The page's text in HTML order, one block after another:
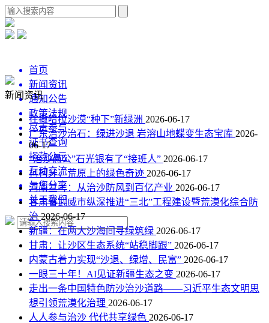
首页
新闻资讯
通知公告
政策法规
尽责参与
证书查询
捐款公示
互动交流
与您分享
关于我们
新闻资讯
在撒哈拉沙漠“种下”新绿洲 2026-06-17
广东治沙治石：绿进沙退 岩溶山地蝶变生态宝库 2026-
06-17
“治沙愚公”石光银有了“接班人” 2026-06-17
柯柯牙，荒原上的绿色奇迹 2026-06-17
河南兰考：从治沙防风到百亿产业 2026-06-17
甘肃省武威市纵深推进“三北”工程建设暨荒漠化综合防
治2026-06-17
新疆：​在两大沙海间寻绿筑绿 2026-06-17
甘肃：让沙区生态系统“站稳脚跟” 2026-06-17
内蒙古着力实现“沙退、绿增、民富” 2026-06-17
一眼三十年！AI见证新疆生态之变 2026-06-17
走出一条中国特色防沙治沙道路——习近平生态文明思
想引领荒漠化治理 2026-06-17
人人参与治沙 代代共享绿色 2026-06-17